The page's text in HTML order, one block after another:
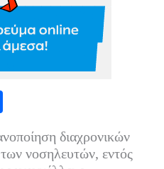
ρ
διαχρονικών
νοσηλευτών, εντός